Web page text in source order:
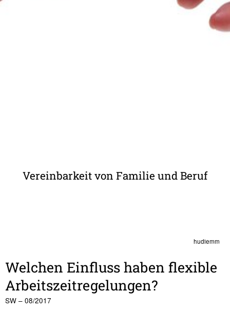
hudiemm
Vereinbarkeit von Familie und Beruf
Welchen Einfluss haben flexible
Arbeits­zeit­re­ge­lungen?
SW – 08/2017